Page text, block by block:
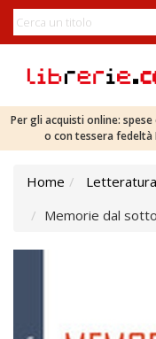
Per gli acquisti online:
o con tessera
Home
Letteratura
Memorie dal